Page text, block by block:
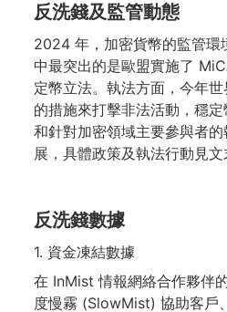
反洗錢及監管動態
2024 年，加密貨幣的監管環
中最突出的是歐盟實施了
定幣立法。執法方面，今年
的措施來打擊非法活動，穩
和針對加密領域主要參與者
展，具體政策及執法行動見文
反洗錢數據
1. 資金凍結數據
在 InMist 情報網絡合作夥伴
度慢霧 (SlowMist) 協助客戶